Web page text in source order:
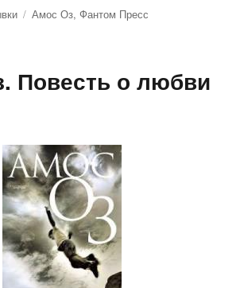
Метки
Амос Оз,Фантом Пресс
Повесть о любви